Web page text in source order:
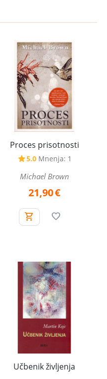
Proces prisotnosti
5.0 Mnenja: 1
Michael Brown
21,90€
Učbenik življenja